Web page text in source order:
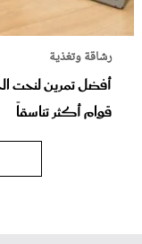
رشاقة وتغذية
أفضل تمرين لنحت
قوام أكثر تناسقاً